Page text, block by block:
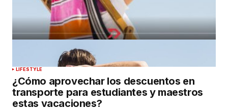
LIFESTYLE
¿Cómo aprovechar los descuentos en
transporte para estudiantes y maestros
estas vacaciones?